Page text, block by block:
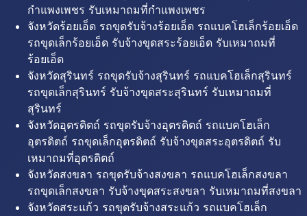
กำแพงเพชร รับเหมาถมที่กำแพงเพชร
จังหวัดร้อยเอ็ด รถขุดรับจ้างร้อยเอ็ด รถแบคโฮเล็กร้อยเอ็ด
รถขุดเล็กร้อยเอ็ด รับจ้างขุดสระร้อยเอ็ด รับเหมาถมที่
ร้อยเอ็ด
จังหวัดสุรินทร์ รถขุดรับจ้างสุรินทร์ รถแบคโฮเล็กสุรินทร์
รถขุดเล็กสุรินทร์ รับจ้างขุดสระสุรินทร์ รับเหมาถมที่
สุรินทร์
จังหวัดอุตรดิตถ์ รถขุดรับจ้างอุตรดิตถ์ รถแบคโฮเล็ก
อุตรดิตถ์ รถขุดเล็กอุตรดิตถ์ รับจ้างขุดสระอุตรดิตถ์ รับ
เหมาถมที่อุตรดิตถ์
จังหวัดสงขลา รถขุดรับจ้างสงขลา รถแบคโฮเล็กสงขลา
รถขุดเล็กสงขลา รับจ้างขุดสระสงขลา รับเหมาถมที่สงขลา
จังหวัดสระแก้ว รถขุดรับจ้างสระแก้ว รถแบคโฮเล็ก